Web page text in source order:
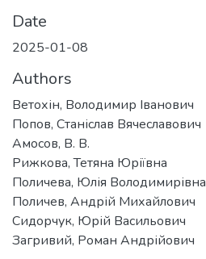
Date
2025-01-08
Authors
Ветохін, Володимир Іванович
Попов, Станіслав Вячеславович
Амосов, В. В.
Рижкова, Тетяна Юріївна
Поличева, Юлія Володимирівна
Поличев, Андрій Михайлович
Сидорчук, Юрій Васильович
Загривий, Роман Андрійович